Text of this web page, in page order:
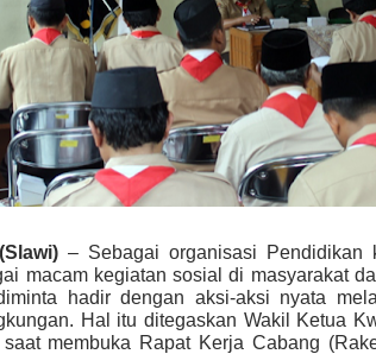
– Sebagai organisasi Pendidikan
macam kegiatan sosial di masyarakat
hadir dengan aksi-aksi nyata
Hal itu ditegaskan Wakil Ketua
saat membuka Rapat Kerja Cabang